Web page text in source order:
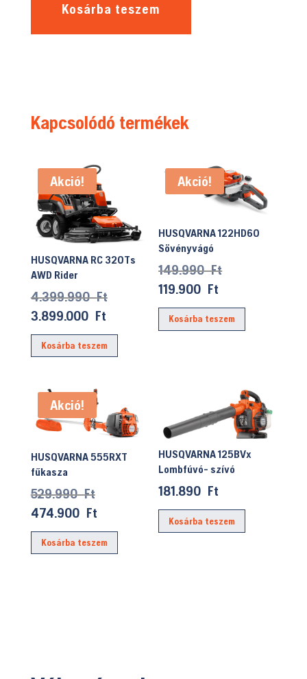
Kosárba teszem
Kapcsolódó termékek
Akció!
HUSQVARNA RC 320Ts
AWD Rider
4.399.990FtOriginal
was:
4.399.990 Ft.
3.899.000 FtCurrent
price
is:
Kosárba teszem
Akció!
HUSQVARNA 122HD60
Sövényvágó
149.990FtOriginal
was:
149.990 Ft.
119.900 Ft
price
is:
Kosárba teszem
Akció!
HUSQVARNA 555RXT
fűkasza
529.990FtOriginal
price
was:
529.990 Ft.
474.900 FtCurrent
price
is:
Kosárba teszem
HUSQVARNA 125BVx
Lombfúvó- szívó
181.890 Ft
Kosárba teszem